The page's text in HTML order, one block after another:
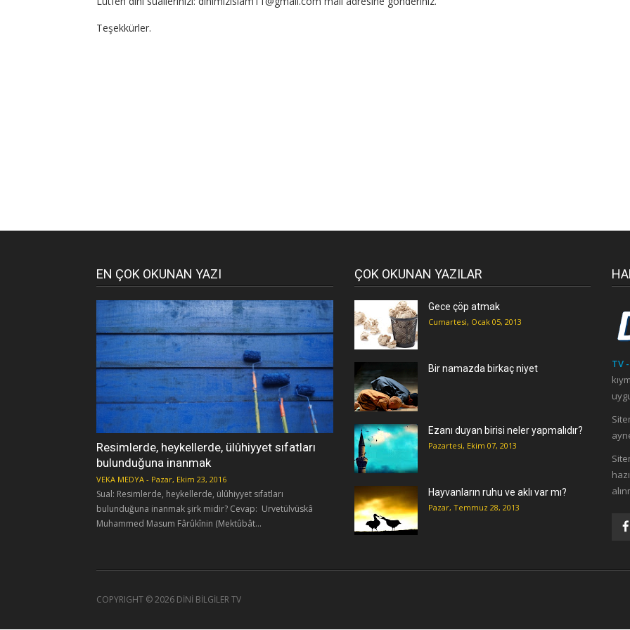
Teşekkürler.
EN ÇOK OKUNAN YAZI
Resimlerde, heykellerde, ülûhiyyet sıfatları
bulunduğuna inanmak
VEKA MEDYA - Pazar, Ekim 23, 2016
Sual: Resimlerde, heykellerde, ülûhiyyet sıfatları
bulunduğuna inanmak şirk midir? Cevap: Urvetülvüskâ
Muhammed Masum Fârûkînin (Mektûbât...
ÇOK OKUNAN YAZILAR
Gece çöp atmak
Cumartesi, Ocak 05, 2013
Bir namazda birkaç niyet
Ezanı duyan birisi neler yapmalıdır?
Pazartesi, Ekim 07, 2013
Hayvanların ruhu ve aklı var mı?
Pazar, Temmuz 28, 2013
TV
COPYRIGHT ©2026 DİNİ BİLGİLER TV